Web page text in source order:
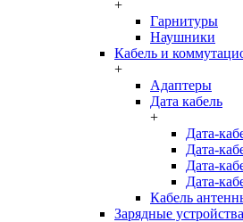
+
Гарнитуры
Наушники
Кабель и
+
Адаптеры
Дата кабель
+
Дата-
Дата-
Дата-
Дата-
Кабель
Зарядные устройства